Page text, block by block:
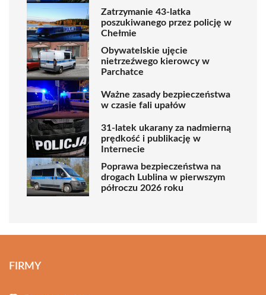
Zatrzymanie 43-latka
poszukiwanego przez policję w
Chełmie
Obywatelskie ujęcie
nietrzeźwego kierowcy w
Parchatce
Ważne zasady bezpieczeństwa
w czasie fali upałów
31-latek ukarany za nadmierną
prędkość i publikację w
Internecie
Poprawa bezpieczeństwa na
drogach Lublina w pierwszym
półroczu 2026 roku
FIRMY